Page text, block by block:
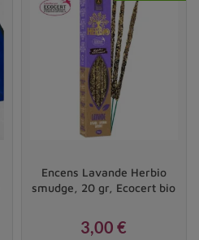
Encens Lavande Herbio
smudge, 20 gr, Ecocert bio
3,00 €